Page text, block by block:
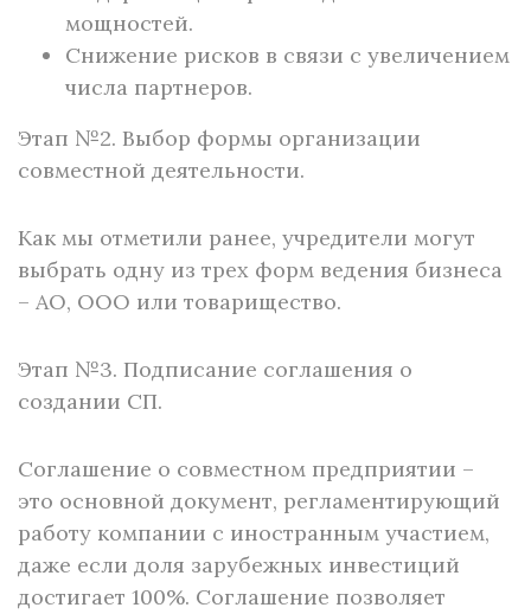
мощностей.
Снижение рисков в связи с увеличением
числа партнеров.
Этап №2. Выбор формы организации
совместной деятельности.
Как мы отметили ранее, учредители могут
выбрать одну из трех форм ведения бизнеса
– АО, ООО или товарищество.
Этап №3. Подписание соглашения о
создании СП.
Соглашение о совместном предприятии –
это основной документ, регламентирующий
работу компании с иностранным участием,
даже если доля зарубежных инвестиций
достигает 100%. Соглашение позволяет